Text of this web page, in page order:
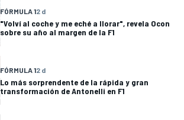
FÓRMULA 12 d
"Volví al coche y me eché a llorar", revela Ocon
sobre su año al margen de la F1
FÓRMULA 12 d
Lo más sorprendente de la rápida y gran
transformación de Antonelli en F1